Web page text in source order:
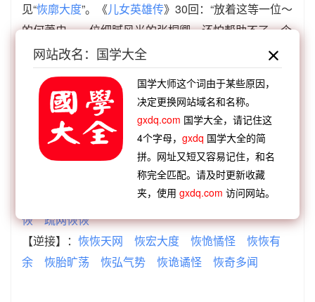
见“恢廓大度”。《儿女英雄传》30回：“放着这等一位～
的何萧史，一位细腻风光的张桐卿，还怕帮助不了一个
安龙媒。”
恢宏大度 成语接龙
【顺接】： 度己以绳 度关老子 度外置之
度日如
度日如年 度德量力 度量宏大
度不可改
【顺接】：
鸡鸣潜度 铢量寸度 家族制度
高识远
不失风度 进退可度
函谷偷度
余刃恢恢 天网恢恢
天道恢
恢
疏网恢恢
【逆接】： 恢恢天网 恢宏大度 恢恑憰怪
恢恢有
余
恢胎旷荡 恢弘气势 恢诡谲怪 恢奇多闻
网站改名：国学大全
国学大师这个词由于某些原因，
决定更换网站域名和名称。
gxdq.com 国学大全，请记住这
4个字母，gxdq 国学大全的简
拼。网址又短又容易记住，和名
称完全匹配。请及时更新收藏
夹，使用gxdq.com 访问网站。